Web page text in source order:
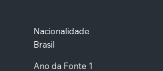
Nacionalidade
Brasil
Ano da Fonte 1